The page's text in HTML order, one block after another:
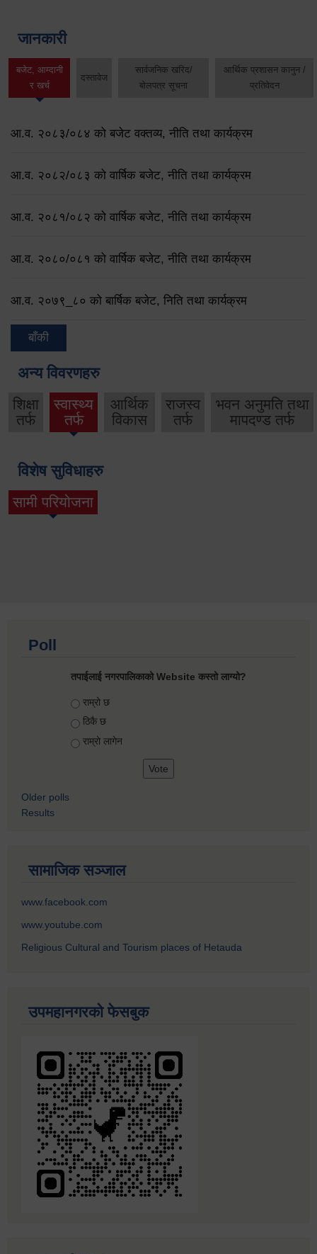
जानकारी
बजेट, आम्दानी
र खर्च
दस्तावेज
सार्वजनिक खरिद/
बोलपत्र सूचना
आर्थिक प्रशासन कानुन /
प्रतिवेदन
आ.व. २०८३/०८४ को बजेट वक्तव्य, नीति तथा कार्यक्रम
आ.व. २०८२/०८३ को वार्षिक बजेट, नीति तथा कार्यक्रम
आ.व. २०८१/०८२ को वार्षिक बजेट, नीति तथा कार्यक्रम
आ.व. २०८०/०८१ को वार्षिक बजेट, नीति तथा कार्यक्रम
आ.व. २०७९‌_८० को बार्षिक बजेट, निति तथा कार्यक्रम
बाँकी
अन्य विवरणहरु
शिक्षा
तर्फ
स्वास्थ्य
तर्फ
आर्थिक
विकास
राजस्व
तर्फ
भवन अनुमति तथा
मापदण्ड तर्फ
विशेष सुविधाहरु
सामी परियोजना
(active tab)
Poll
तपाईलाई नगरपालिकाको Website कस्तो लाग्यो?
Choices
राम्रो छ
ठिकै छ
राम्रो लागेन
Older polls
Results
सामाजिक सञ्जाल
www.facebook.com
www.youtube.com
Religious Cultural and Tourism places of Hetauda
उपमहानगरको फेसबुक